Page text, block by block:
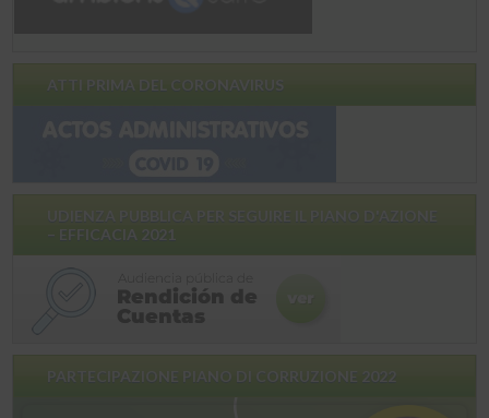
ATTI PRIMA DEL CORONAVIRUS
– EFFICACIA 2021
PARTECIPAZIONE PIANO DI CORRUZIONE 2022